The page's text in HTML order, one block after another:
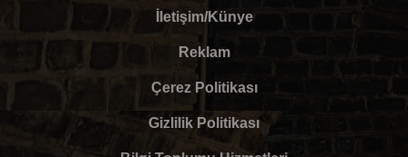
İletişim/Künye
Reklam
Çerez Politikası
Gizlilik Politikası